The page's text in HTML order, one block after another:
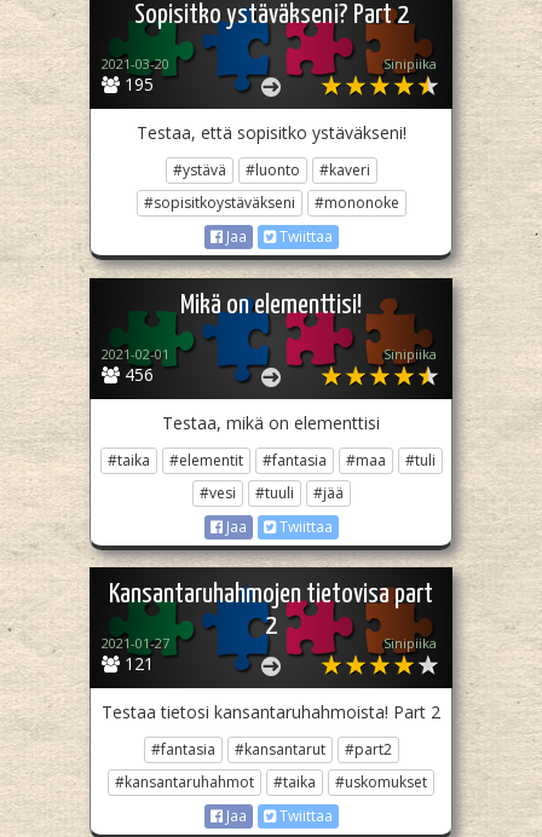
Sopisitko ystäväkseni? Part 2
195
2021-03-20 Sinipiika
Testaa, että sopisitko ystäväkseni!
#ystävä #luonto
#kaveri
#sopisitkoystäväkseni
#mononoke
Jaa
Twiittaa
Mikä on elementtisi!
456
2021-02-01 Sinipiika
Testaa, mikä on elementtisi
#taika #elementit #fantasia #maa
#tuli
#vesi
#tuuli
#jää
Jaa
Twiittaa
Kansantaruhahmojen tietovisa part
2
121
2021-01-27 Sinipiika
Testaa tietosi kansantaruhahmoista! Part 2
#fantasia #kansantarut
#part2
#kansantaruhahmot
#taika
#uskomukset
Jaa
Twiittaa